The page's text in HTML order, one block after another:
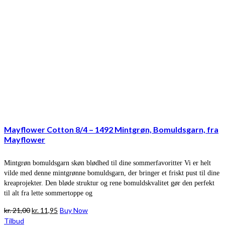
Mayflower Cotton 8/4 – 1492 Mintgrøn, Bomuldsgarn, fra
Mayflower
Mintgrøn bomuldsgarn skøn blødhed til dine sommerfavoritter Vi er helt
vilde med denne mintgrønne bomuldsgarn, der bringer et friskt pust til dine
kreaprojekter. Den bløde struktur og rene bomuldskvalitet gør den perfekt
til alt fra lette sommertoppe og
kr.21,00Den
kr. 11,95 Den
Buy Now
Tilbud